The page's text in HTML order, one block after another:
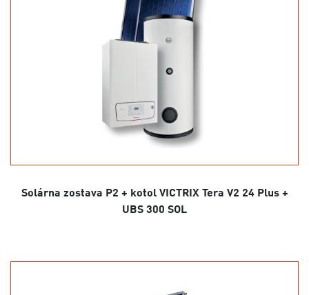
Solárna zostava P2 + kotol VICTRIX Tera V2 24 Plus +
UBS 300 SOL